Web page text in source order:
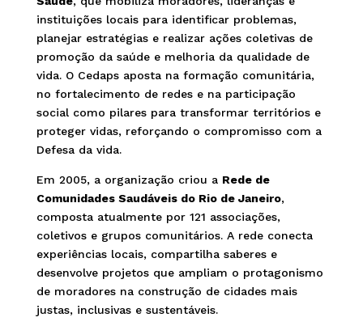
instituições locais para identificar problemas,
planejar estratégias e realizar ações coletivas de
promoção da saúde e melhoria da qualidade de
vida. O Cedaps aposta na formação comunitária,
no fortalecimento de redes e na participação
social como pilares para transformar territórios e
proteger vidas, reforçando o compromisso com a
Defesa da vida.
Em 2005, a organização criou a Rede de
Comunidades Saudáveis do Rio de Janeiro,
composta atualmente por 121 associações,
coletivos e grupos comunitários. A rede conecta
experiências locais, compartilha saberes e
desenvolve projetos que ampliam o protagonismo
de moradores na construção de cidades mais
justas, inclusivas e sustentáveis.